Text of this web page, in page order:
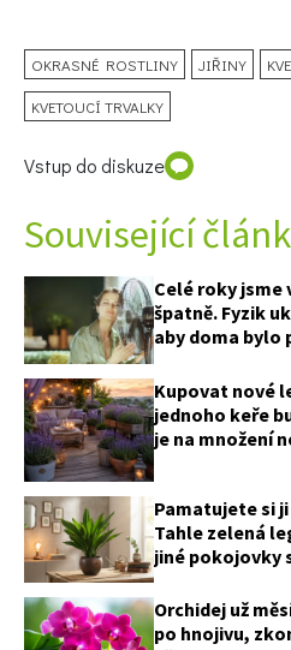
OKRASNÉ ROSTLINY JIŘINY
KVETOUCÍ TRVALKY
Vstup do diskuze
Související
Celé roky
špatně. Fyzik
aby doma bylo
Kupovat nové
jednoho keře
je na množení
Pamatujete si
Tahle zelená
jiné pokojovky
Orchidej už
po hnojivu,